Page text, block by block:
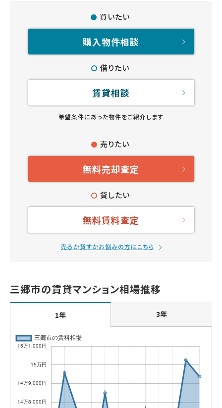
買いたい
購入物件相談
借りたい
賃貸相談
希望条件にあった物件をご紹介します
売りたい
無料売却査定
貸したい
無料賃料査定
売るか貸すかお悩みの方はこちら
三郷市の賃貸マンション相場推移
1年 3年